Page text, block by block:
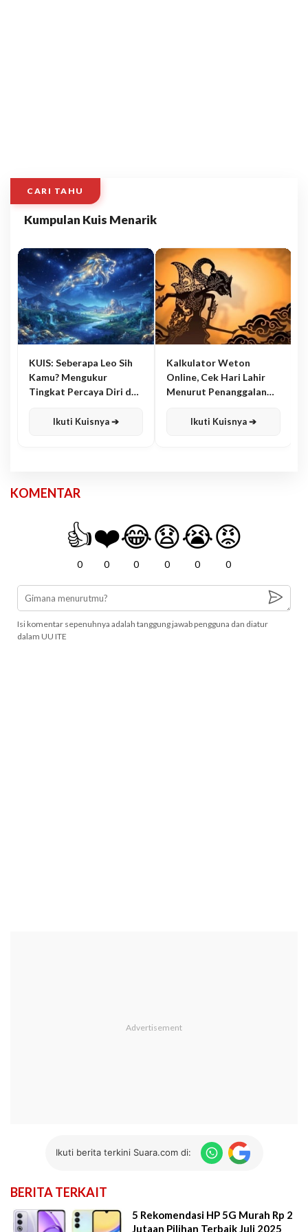
CARI TAHU
Kumpulan Kuis Menarik
KUIS: Seberapa Leo Sih
Kamu? Mengukur
Tingkat Percaya Diri dan
Ikuti Kuisnya ➔
Kalkulator Weton
Online, Cek Hari Lahir
Menurut Penanggalan
Ikuti Kuisnya ➔
KOMENTAR
👍
0
❤️
0
😂
0
😧
0
😭
0
😡
0
Isi komentar sepenuhnya adalah tanggung jawab pengguna dan diatur
dalam UU ITE
Ikuti berita terkini Suara.com di:
BERITA TERKAIT
5 Rekomendasi HP 5G Murah Rp 2
Jutaan Pilihan Terbaik Juli 2025